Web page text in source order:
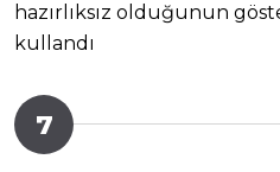
hazırlıksız olduğunun
kullandı
7